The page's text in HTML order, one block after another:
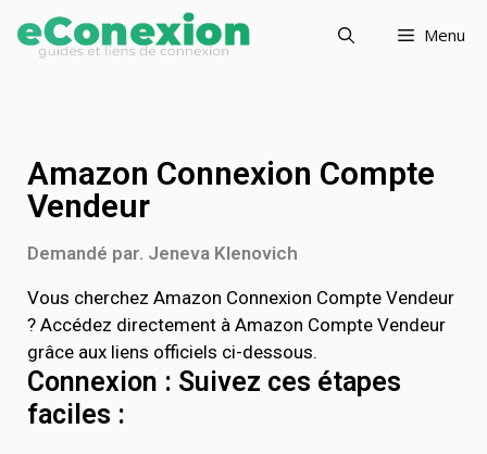
Menu
Amazon Connexion Compte
Vendeur
Demandé par. Jeneva Klenovich
Vous cherchez Amazon Connexion Compte Vendeur
? Accédez directement à Amazon Compte Vendeur
grâce aux liens officiels ci-dessous.
Connexion : Suivez ces étapes
faciles :